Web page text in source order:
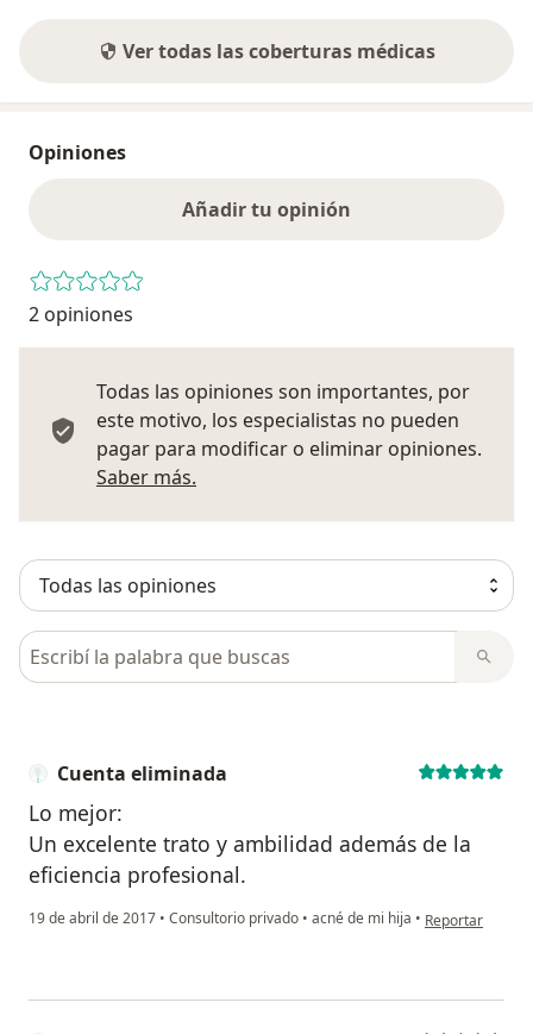
Ver todas las coberturas médicas
Opiniones
Añadir tu opinión
2 opiniones
Todas las opiniones son importantes, por
este motivo, los especialistas no pueden
pagar para modificar o eliminar opiniones.
Saber más.
Busca en opiniones
Cuenta eliminada
Lo mejor:
Un excelente trato y ambilidad además de la
eficiencia profesional.
19 de abril de 2017 • Consultorio privado • acné de mi hija • en opinión del
Reportar